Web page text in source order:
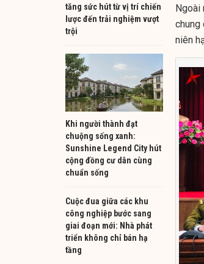
tăng sức hút từ vị trí chiến
lược đến trải nghiệm vượt
trội
Khi người thành đạt
chuộng sống xanh:
Sunshine Legend City hút
cộng đồng cư dân cùng
chuẩn sống
Cuộc đua giữa các khu
công nghiệp bước sang
giai đoạn mới: Nhà phát
triển không chỉ bán hạ
tầng
Ngoài
chung
niên